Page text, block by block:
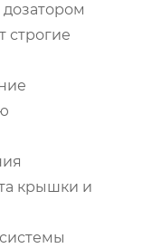
строгие
крышки и